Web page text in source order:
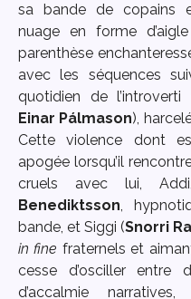
sa bande de copains
nuage en forme
parenthèse
avec les séquences
quotidien de
Einar Pálmason),
Cette violence dont
apogée lorsqu’il
cruels avec lui,
Benediktsson,
bande, et Siggi (Snorri
in fine fraternels et
cesse d’osciller entre
d’accalmie